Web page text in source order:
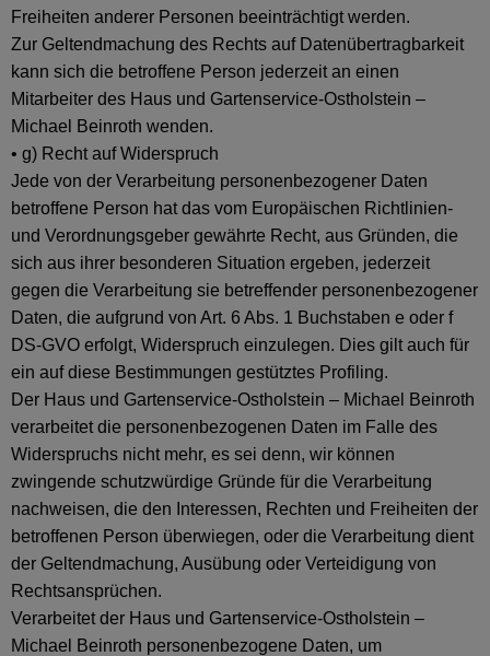
Freiheiten anderer Personen beeinträchtigt werden.
Zur Geltendmachung des Rechts auf Datenübertragbarkeit
kann sich die betroffene Person jederzeit an einen
Mitarbeiter des Haus und Gartenservice-Ostholstein –
Michael Beinroth wenden.
• g) Recht auf Widerspruch
Jede von der Verarbeitung personenbezogener Daten
betroffene Person hat das vom Europäischen Richtlinien-
und Verordnungsgeber gewährte Recht, aus Gründen, die
sich aus ihrer besonderen Situation ergeben, jederzeit
gegen die Verarbeitung sie betreffender personenbezogener
Daten, die aufgrund von Art. 6 Abs. 1 Buchstaben e oder f
DS-GVO erfolgt, Widerspruch einzulegen. Dies gilt auch für
ein auf diese Bestimmungen gestütztes Profiling.
Der Haus und Gartenservice-Ostholstein – Michael Beinroth
verarbeitet die personenbezogenen Daten im Falle des
Widerspruchs nicht mehr, es sei denn, wir können
zwingende schutzwürdige Gründe für die Verarbeitung
nachweisen, die den Interessen, Rechten und Freiheiten der
betroffenen Person überwiegen, oder die Verarbeitung dient
der Geltendmachung, Ausübung oder Verteidigung von
Rechtsansprüchen.
Verarbeitet der Haus und Gartenservice-Ostholstein –
Michael Beinroth personenbezogene Daten, um